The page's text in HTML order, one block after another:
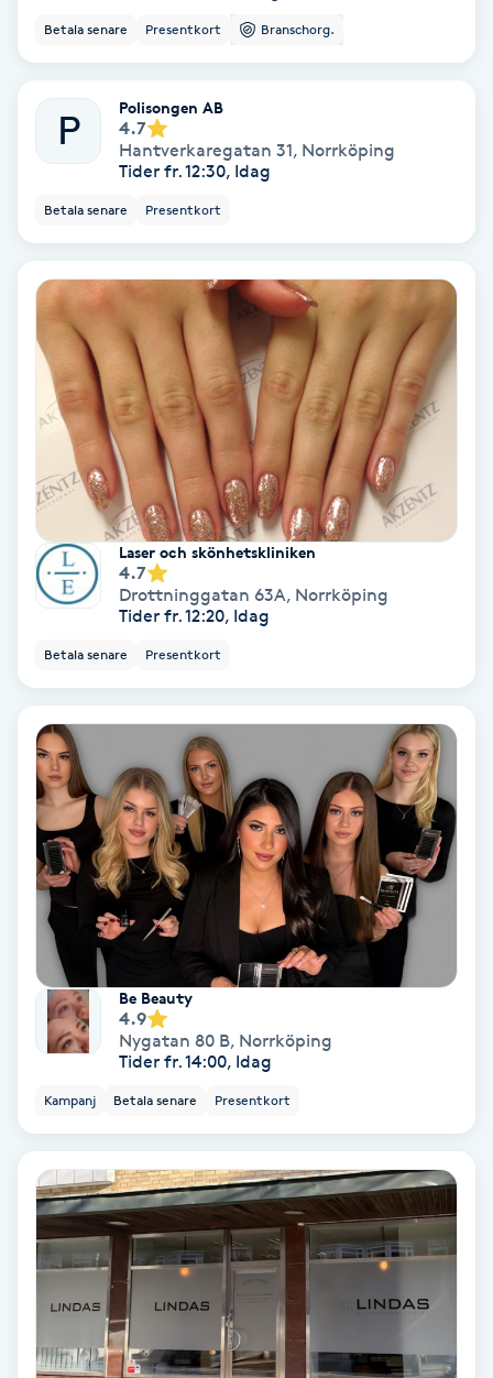
Fransförlängning Volym
Fransrengöring
Frekvensterapi
Friskvård
Friskvårdsmassage
Frisör
Funktionsanalys
Föning
Gelenaglar
Gellack
Gellack med förstärkning
Gravidmassage
Gravidyoga
Gruppträning
Gua Sha-massage
Hatha Yoga
Headspa
Healing
Betala senare Presentkort Branschorg.
P
Polisongen AB
4.7
Hantverkaregatan 31, Norrköping
Tider fr. 12:30, Idag
Betala senare Presentkort
Laser och skönhetskliniken
4.7
Drottninggatan 63A, Norrköping
Tider fr. 12:20, Idag
Betala senare Presentkort
Be Beauty
4.9
Nygatan 80 B, Norrköping
Tider fr. 14:00, Idag
Kampanj Betala senare Presentkort